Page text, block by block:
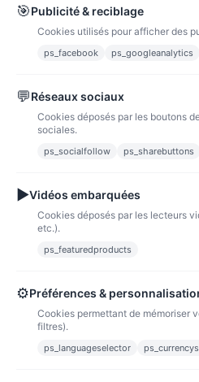
Paiements sécurisés via paypal
Fidélité
bons de
🎯Publicité & reciblage
Cookies utilisés pour afficher des
ps_facebook ps_googleanalytics
💬Réseaux sociaux
Cookies déposés par les boutons
sociales.
ps_socialfollow ps_sharebuttons
▶Vidéos embarquées
Cookies déposés par les lecteurs
etc.).
ps_featuredproducts
⚙Préférences &
Cookies permettant de mémoriser
filtres).
ps_languageselector